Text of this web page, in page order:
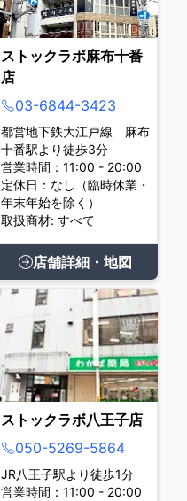
ストックラボ麻布十番
店
03-6844-3423
都営地下鉄大江戸線 麻布
十番駅より徒歩3分
営業時間：11:00 - 20:00
定休日：なし（臨時休業・
年末年始を除く）
取扱商材: すべて
店舗詳細・地図
ストックラボ八王子店
050-5269-5864
JR八王子駅より徒歩1分
営業時間：11:00 - 20:00